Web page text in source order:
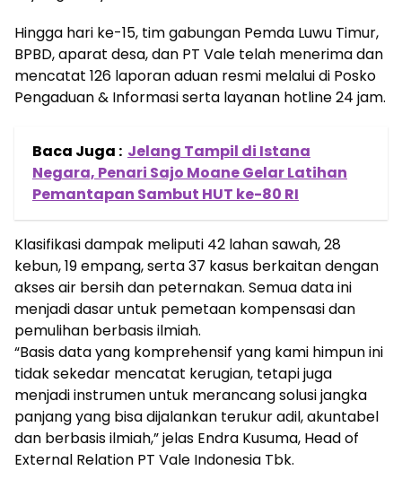
Hingga hari ke-15, tim gabungan Pemda Luwu Timur,
BPBD, aparat desa, dan PT Vale telah menerima dan
mencatat 126 laporan aduan resmi melalui di Posko
Pengaduan & Informasi serta layanan hotline 24 jam.
Baca Juga : Jelang Tampil di Istana
Negara, Penari Sajo Moane Gelar Latihan
Pemantapan Sambut HUT ke-80 RI
Klasifikasi dampak meliputi 42 lahan sawah, 28
kebun, 19 empang, serta 37 kasus berkaitan dengan
akses air bersih dan peternakan. Semua data ini
menjadi dasar untuk pemetaan kompensasi dan
pemulihan berbasis ilmiah.
“Basis data yang komprehensif yang kami himpun ini
tidak sekedar mencatat kerugian, tetapi juga
menjadi instrumen untuk merancang solusi jangka
panjang yang bisa dijalankan terukur adil, akuntabel
dan berbasis ilmiah,” jelas Endra Kusuma, Head of
External Relation PT Vale Indonesia Tbk.